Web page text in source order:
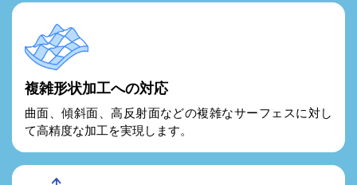
複雑形状加工への対応
曲面、傾斜面、高反射面などの複雑なサーフェスに対し
て高精度な加工を実現します。